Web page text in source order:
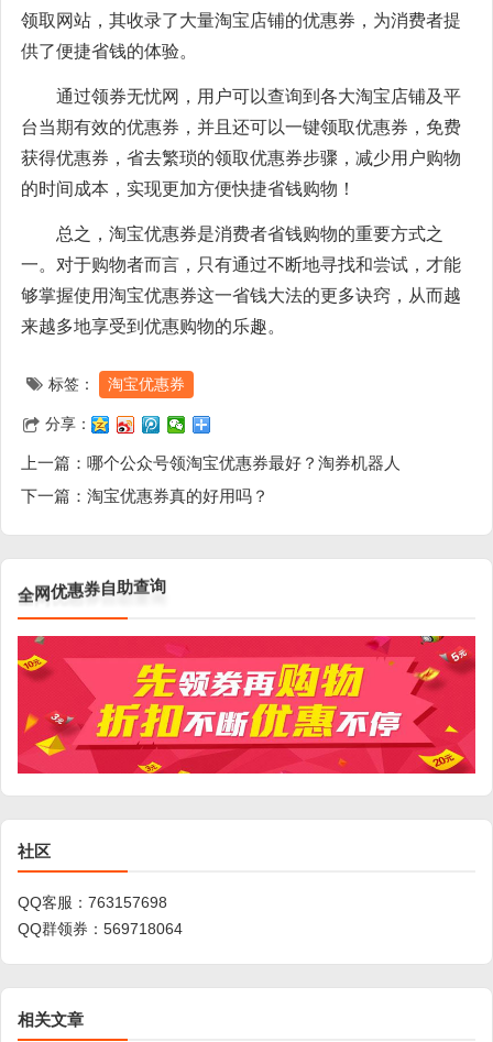
领取网站，其收录了大量淘宝店铺的优惠券，为消费者提
供了便捷省钱的体验。
通过领券无忧网，用户可以查询到各大淘宝店铺及平
台当期有效的优惠券，并且还可以一键领取优惠券，免费
获得优惠券，省去繁琐的领取优惠券步骤，减少用户购物
的时间成本，实现更加方便快捷省钱购物！
总之，淘宝优惠券是消费者省钱购物的重要方式之
一。对于购物者而言，只有通过不断地寻找和尝试，才能
够掌握使用淘宝优惠券这一省钱大法的更多诀窍，从而越
来越多地享受到优惠购物的乐趣。
标签： 淘宝优惠券
分享：
上一篇： 哪个公众号领淘宝优惠券最好？淘券机器人
下一篇： 淘宝优惠券真的好用吗？
全网优惠券自助查询
社区
QQ客服： 763157698
QQ群领券： 569718064
相关文章